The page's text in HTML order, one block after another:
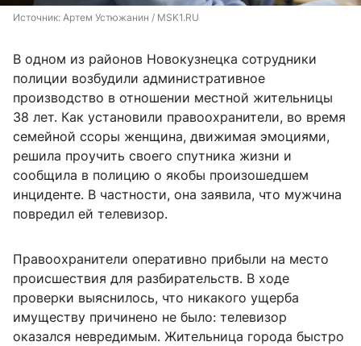
Источник: Артем Устюжанин / MSK1.RU
В одном из районов Новокузнецка сотрудники
полиции возбудили административное
производство в отношении местной жительницы
38 лет. Как установили правоохранители, во время
семейной ссоры женщина, движимая эмоциями,
решила проучить своего спутника жизни и
сообщила в полицию о якобы произошедшем
инциденте. В частности, она заявила, что мужчина
повредил ей телевизор.
Правоохранители оперативно прибыли на место
происшествия для разбирательств. В ходе
проверки выяснилось, что никакого ущерба
имуществу причинено не было: телевизор
оказался невредимым. Жительница города быстро